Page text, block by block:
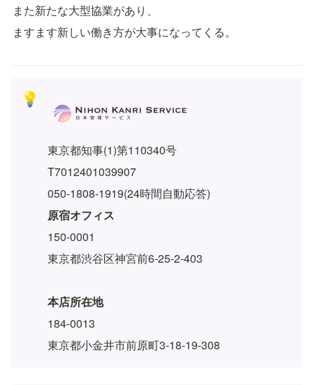
また新たな大型協業があり、
ますます新しい働き方が大事になってくる。
💡
東京都知事(1)第110340号
T7012401039907
050-1808-1919(24時間自動応答)
原宿オフィス
150-0001
東京都渋谷区神宮前6-25-2-403
本店所在地
184-0013
東京都小金井市前原町3-18-19-308